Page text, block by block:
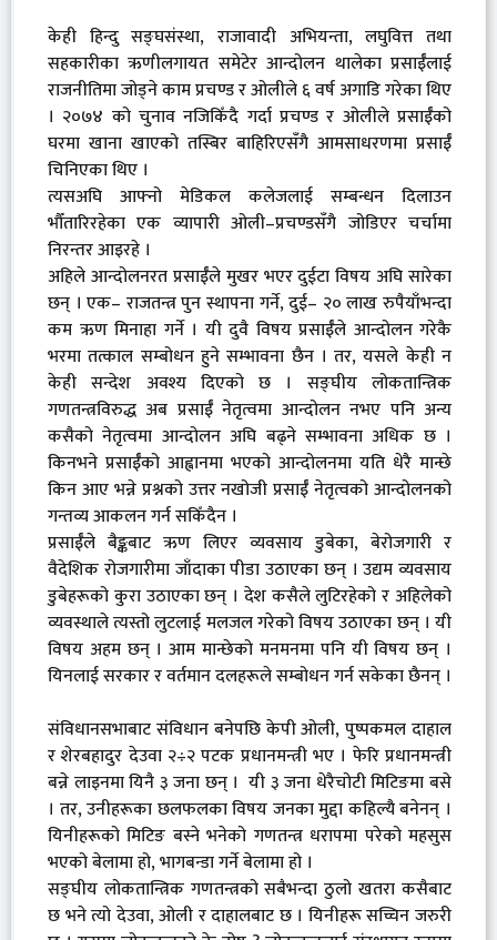
केही हिन्दु सङ्घसंस्था, राजावादी अभियन्ता, लघुवित्त तथा
सहकारीका ऋणीलगायत समेटेर आन्दोलन थालेका प्रसाईँलाई
राजनीतिमा जोड्ने काम प्रचण्ड र ओलीले ६ वर्ष अगाडि गरेका थिए
। २०७४ को चुनाव नजिकिँदै गर्दा प्रचण्ड र ओलीले प्रसाईँको
घरमा खाना खाएको तस्बिर बाहिरिएसँगै आमसाधरणमा प्रसाईँ
चिनिएका थिए ।
त्यसअघि आफ्नो मेडिकल कलेजलाई सम्बन्धन दिलाउन
भौँतारिरहेका एक व्यापारी ओली–प्रचण्डसँगै जोडिएर चर्चामा
निरन्तर आइरहे ।
अहिले आन्दोलनरत प्रसाईँले मुखर भएर दुईटा विषय अघि सारेका
छन् । एक– राजतन्त्र पुन स्थापना गर्ने, दुई– २० लाख रुपैयाँभन्दा
कम ऋण मिनाहा गर्ने । यी दुवै विषय प्रसाईँले आन्दोलन गरेकै
भरमा तत्काल सम्बोधन हुने सम्भावना छैन । तर, यसले केही न
केही सन्देश अवश्य दिएको छ । सङ्घीय लोकतान्त्रिक
गणतन्त्रविरुद्ध अब प्रसाईँ नेतृत्वमा आन्दोलन नभए पनि अन्य
कसैको नेतृत्वमा आन्दोलन अघि बढ्ने सम्भावना अधिक छ ।
किनभने प्रसाईँको आह्वानमा भएको आन्दोलनमा यति धेरै मान्छे
किन आए भन्ने प्रश्नको उत्तर नखोजी प्रसाईँ नेतृत्वको आन्दोलनको
गन्तव्य आकलन गर्न सकिँदैन ।
प्रसाईँले बैङ्कबाट ऋण लिएर व्यवसाय डुबेका, बेरोजगारी र
वैदेशिक रोजगारीमा जाँदाका पीडा उठाएका छन् । उद्यम व्यवसाय
डुबेहरूको कुरा उठाएका छन् । देश कसैले लुटिरहेको र अहिलेको
व्यवस्थाले त्यस्तो लुटलाई मलजल गरेको विषय उठाएका छन् । यी
विषय अहम छन् । आम मान्छेको मनमनमा पनि यी विषय छन् ।
यिनलाई सरकार र वर्तमान दलहरूले सम्बोधन गर्न सकेका छैनन् ।
संविधानसभाबाट संविधान बनेपछि केपी ओली, पुष्पकमल दाहाल
र शेरबहादुर देउवा २÷२ पटक प्रधानमन्त्री भए । फेरि प्रधानमन्त्री
बन्ने लाइनमा यिनै ३ जना छन् । यी ३ जना धेरैचोटी मिटिङमा बसे
। तर, उनीहरूका छलफलका विषय जनका मुद्दा कहिल्यै बनेनन् ।
यिनीहरूको मिटिङ बस्ने भनेको गणतन्त्र धरापमा परेको महसुस
भएको बेलामा हो, भागबन्डा गर्ने बेलामा हो ।
सङ्घीय लोकतान्त्रिक गणतन्त्रको सबैभन्दा ठुलो खतरा कसैबाट
छ भने त्यो देउवा, ओली र दाहालबाट छ । यिनीहरू सच्चिन जरुरी